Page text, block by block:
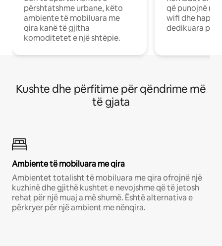
përshtatshme urbane, këto
ambiente të mobiluara me
qira kanë të gjitha
komoditetet e një shtëpie.
që punojnë në
wifi dhe
dedikuara
Kushte dhe përfitime për qëndrime më
të gjata
Ambiente të mobiluara me qira
Ambientet totalisht të mobiluara me qira ofrojnë një
kuzhinë dhe gjithë kushtet e nevojshme që të jetosh
rehat për një muaj a më shumë. Është alternativa e
përkryer për një ambient me nënqira.